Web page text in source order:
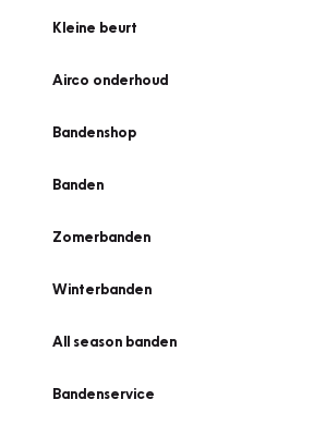
Kleine beurt
Airco onderhoud
Bandenshop
Banden
Zomerbanden
Winterbanden
All season banden
Bandenservice